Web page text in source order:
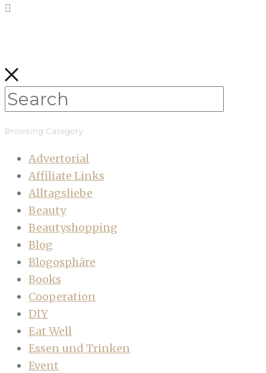
Browsing Category
Advertorial
Affiliate Links
Alltagsliebe
Beauty
Beautyshopping
Blog
Blogosphäre
Books
Cooperation
DIY
Eat Well
Essen und Trinken
Event